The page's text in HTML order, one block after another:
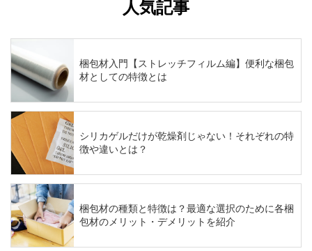
人気記事
梱包材入門【ストレッチフィルム編】便利な梱包
材としての特徴とは
シリカゲルだけが乾燥剤じゃない！それぞれの特
徴や違いとは？
梱包材の種類と特徴は？最適な選択のために各梱
包材のメリット・デメリットを紹介